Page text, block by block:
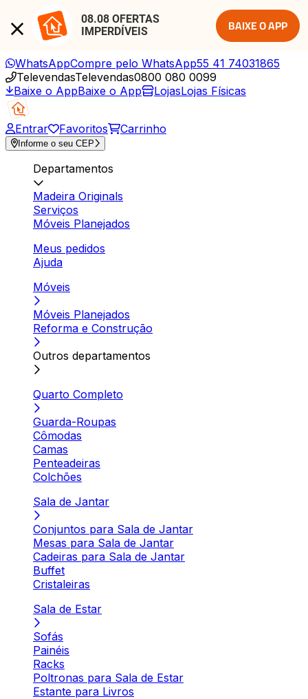
08.08 OFERTAS
IMPERDÍVEIS
BAIXE O APP
WhatsAppCompre pelo WhatsApp55 41 74031865
TelevendasTelevendas0800 080 0099
Baixe o AppBaixe o App LojasLojas Físicas
Entrar Favoritos Carrinho
Informe o seu CEP
Departamentos
Madeira Originals
Serviços
Móveis Planejados
Meus pedidos
Ajuda
Móveis
Móveis Planejados
Reforma e Construção
Outros departamentos
Quarto Completo
Guarda-Roupas
Cômodas
Camas
Penteadeiras
Colchões
Sala de Jantar
Conjuntos para Sala de Jantar
Mesas para Sala de Jantar
Cadeiras para Sala de Jantar
Buffet
Cristaleiras
Sala de Estar
Sofás
Painéis
Racks
Poltronas para Sala de Estar
Estante para Livros